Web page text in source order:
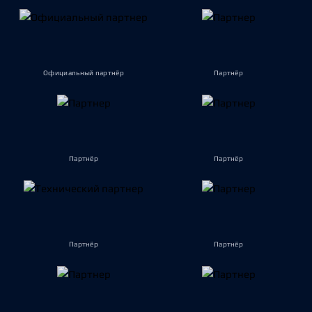
Официальный партнёр Партнёр
Партнёр Партнёр
Партнёр Партнёр